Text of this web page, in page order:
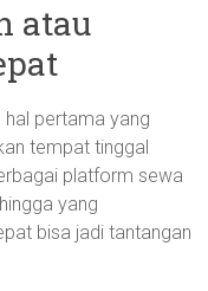
atau
pertama yang
tempat tinggal
platform sewa
yang
bisa jadi tantangan